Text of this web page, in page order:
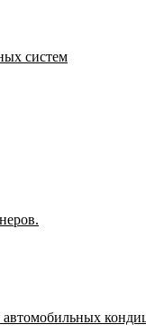
систем